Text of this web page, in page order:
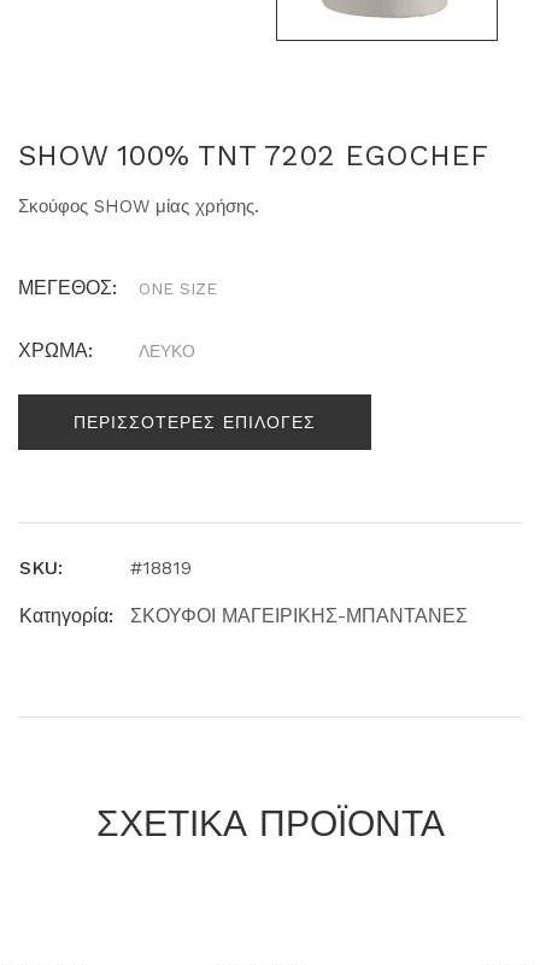
SHOW 100% TNT 7202 EGOCHEF
Σκούφος SHOW μίας χρήσης.
ΜΕΓΕΘΟΣ: ONE SIZE
ΧΡΩΜΑ: ΛΕΥΚΟ
ΠΕΡΙΣΣΟΤΕΡΕΣ ΕΠΙΛΟΓΕΣ
SKU: #18819
Κατηγορία: ΣΚΟΥΦΟΙ ΜΑΓΕΙΡΙΚΗΣ-ΜΠΑΝΤΑΝΕΣ
ΣΧΕΤΙΚΑ ΠΡΟΪΟΝΤΑ